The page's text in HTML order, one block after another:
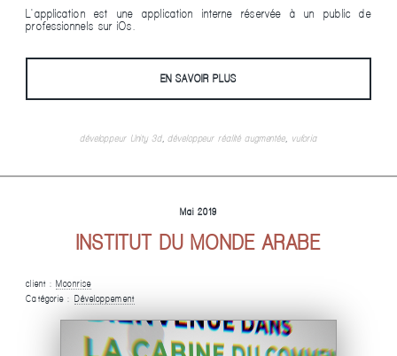
L'application est une application interne réservée à un public de
professionnels sur iOs.
EN SAVOIR PLUS
développeur Unity 3d,développeur réalité augmentée, vuforia
Mai 2019
INSTITUT DU MONDE ARABE
client :Moonrise
Catégorie : Développement